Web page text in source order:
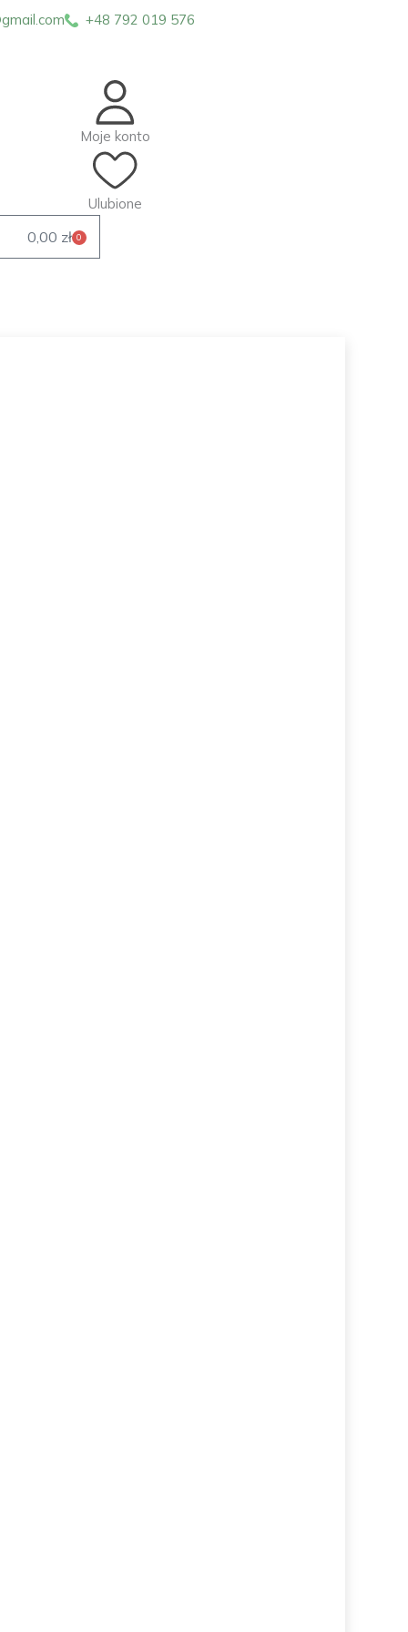
+48 792 019 576
Moje konto
Ulubione
0,00 zł 0
Wózek